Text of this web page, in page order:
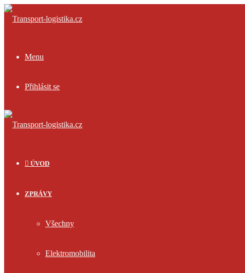
Menu
Přihlásit se
ÚVOD
ZPRÁVY
Všechny
Elektromobilita